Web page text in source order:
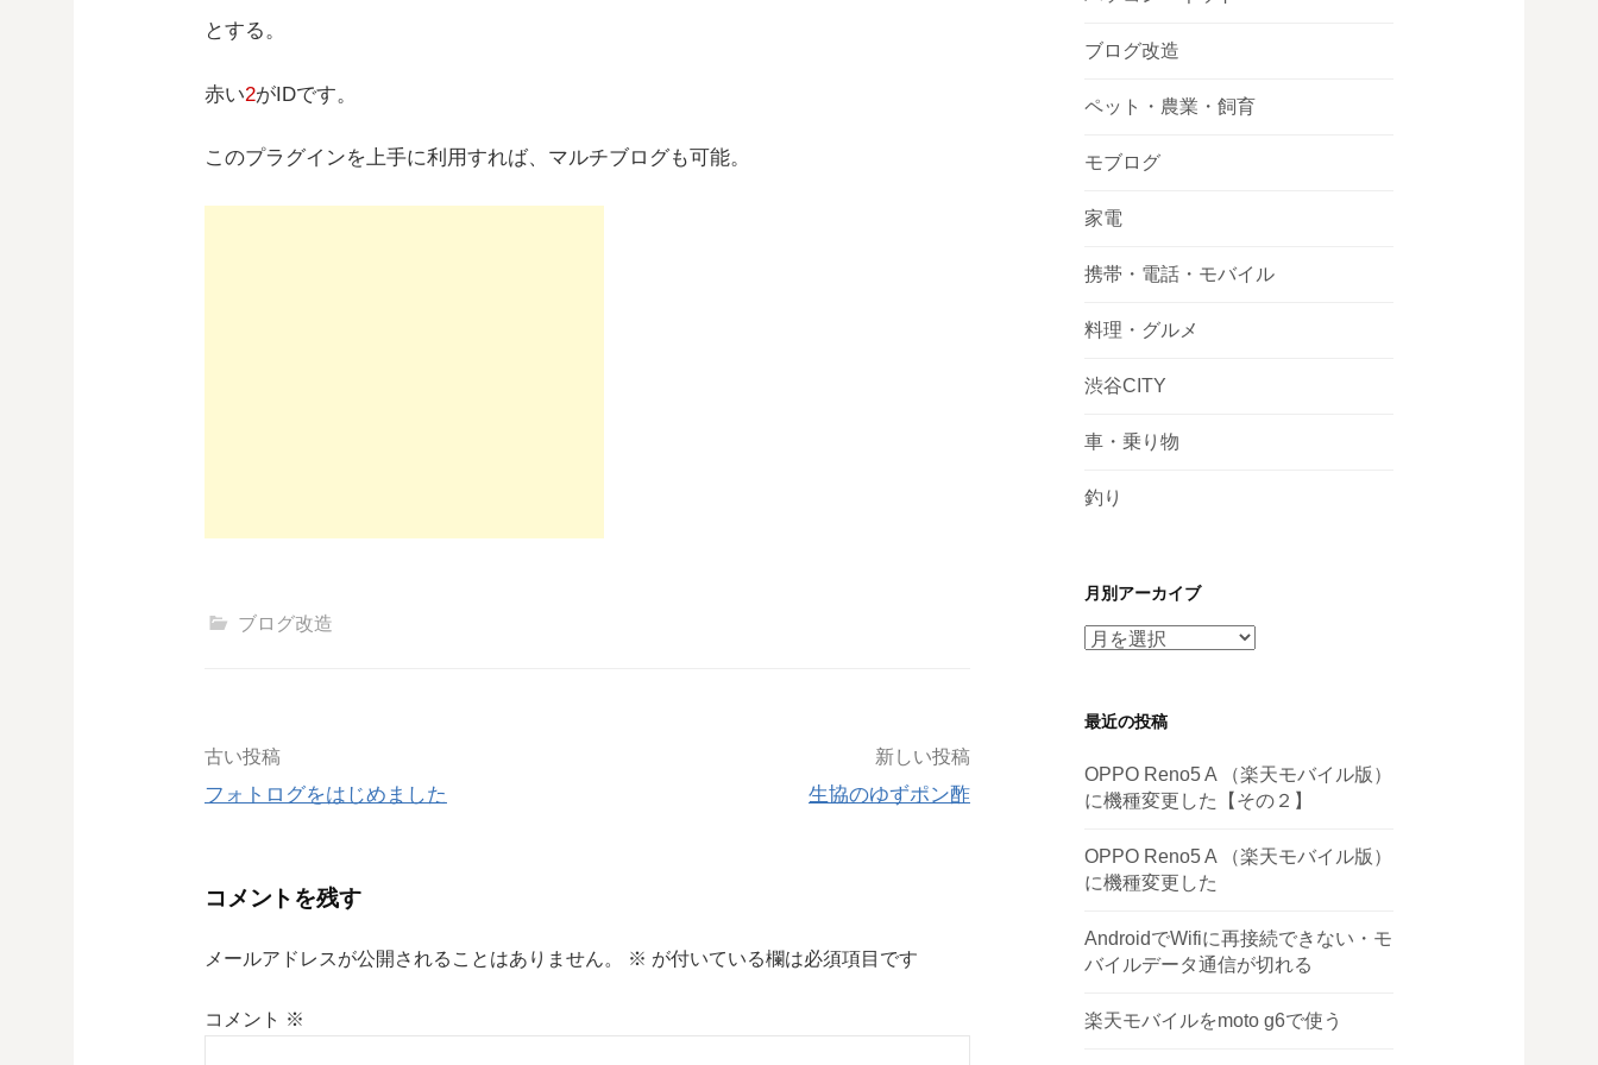
とする。
赤い2がIDです。
このプラグインを上手に利用すれば、マルチブログも可能。
ブログ改造
投
ナ
ー
古い投稿
フォトログをはじめました
新しい投稿
生協のゆずポン酢
コメントを残す
メールアドレスが公開されることはありません。 ※ が付いている欄は必須項目です
コメント ※
ブログ改造
ペット・農業・飼育
モブログ
家電
携帯・電話・モバイル
料理・グルメ
渋谷CITY
車・乗り物
釣り
月別アーカイブ
月
ー
イ
ブ
最近の投稿
OPPO Reno5 A （楽天モバイル版）
に機種変更した【その２】
OPPO Reno5 A （楽天モバイル版）
に機種変更した
AndroidでWifiに再接続できない・モ
バイルデータ通信が切れる
楽天モバイルをmoto g6で使う